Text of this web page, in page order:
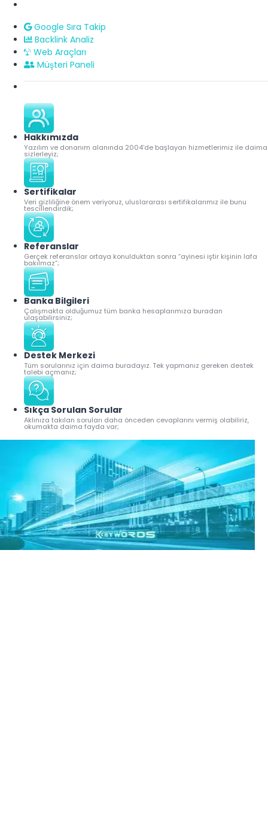
Google Sıra Takip
Backlink Analiz
Web Araçları
Müşteri Paneli
Hakkımızda
Yazılım ve donanım alanında 2004’de başlayan hizmetlerimiz ile daima
sizlerleyiz;
Sertifikalar
Veri gizliliğine önem veriyoruz, uluslararası sertifikalarımız ile bunu
tescillendirdik;
Referanslar
Gerçek referanslar ortaya konulduktan sonra “ayinesi iştir kişinin lafa
bakılmaz”;
Banka Bilgileri
Çalışmakta olduğumuz tüm banka hesaplarımıza buradan
ulaşabilirsiniz;
Destek Merkezi
Tüm sorularınız için daima buradayız. Tek yapmanız gereken destek
talebi açmanız;
Sıkça Sorulan Sorular
Aklınıza takılan soruları daha önceden cevaplarını vermiş olabiliriz,
okumakta daima fayda var;